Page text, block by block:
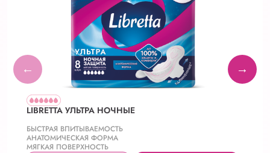
LIBRETTA УЛЬТРА НОЧНЫЕ
БЫСТРАЯ ВПИТЫВАЕМОСТЬ
АНАТОМИЧЕСКАЯ ФОРМА
МЯГКАЯ ПОВЕРХНОСТЬ
← →